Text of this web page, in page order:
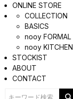
ONLINE STORE
COLLECTION
BASICS
nooy FORMAL
nooy KITCHEN
STOCKIST
ABOUT
CONTACT